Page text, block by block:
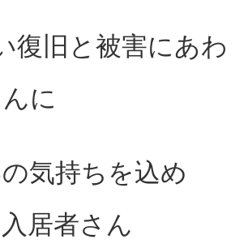
復旧と被害にあわ
に
気持ちを込め
居者さん